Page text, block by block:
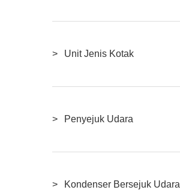
Unit Jenis Kotak
Penyejuk Udara
Kondenser Bersejuk Udara